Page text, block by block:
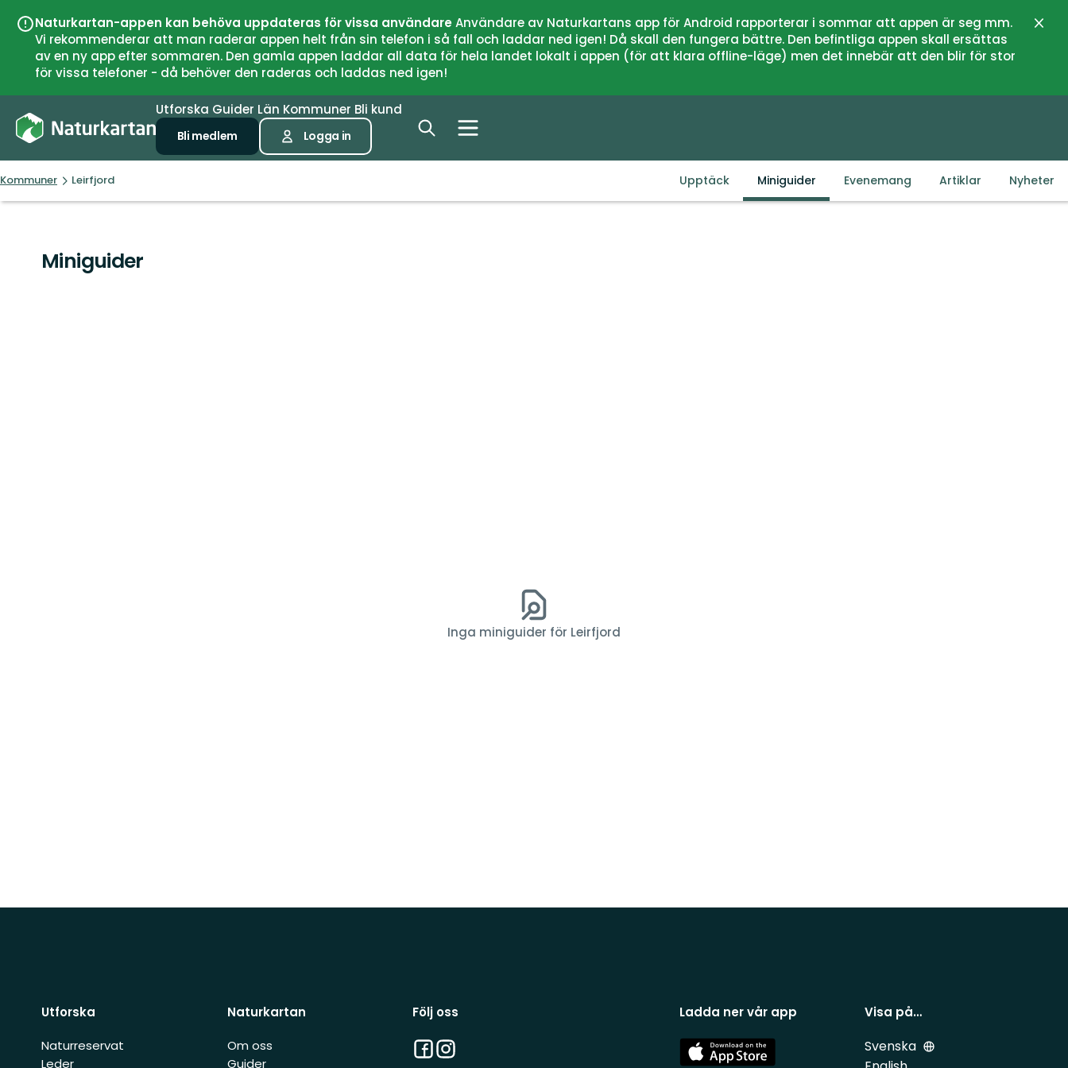
Naturkartan-appen kan behöva uppdateras för vissa användareAnvändare av Naturkartans app för Android rapporterar i sommar att appen är seg mm.
Vi rekommenderar att man raderar appen helt från sin telefon i så fall och laddar ned igen! Då skall den fungera bättre. Den befintliga appen skall ersättas
av en ny app efter sommaren. Den gamla appen laddar all data för hela landet lokalt i appen (för att klara offline-läge) men det innebär att den blir för stor
för vissa telefoner - då behöver den raderas och laddas ned igen!
Utforska Guider Län Kommuner Bli kund
Bli medlem Logga in
Kommuner Leirfjord Upptäck Miniguider Evenemang Artiklar Nyheter
Miniguider
Inga miniguider för Leirfjord
Utforska
Naturreservat
Leder
Naturkartan
Om oss
Guider
Följ oss
Facebook
Instagram
Ladda ner vår app
App
Store
Visa på…
Svenska